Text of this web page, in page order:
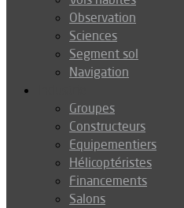
Observation
Sciences
Segment sol
Navigation
Groupes
Constructeurs
Equipementiers
Hélicoptéristes
Financements
Salons